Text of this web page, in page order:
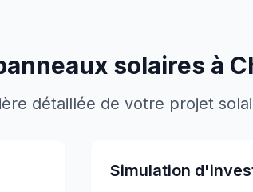
solaires à
détaillée de votre projet
Simulation